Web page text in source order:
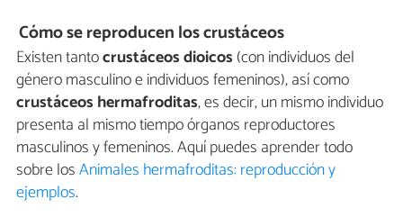
Cómo se reproducen los crustáceos
Existen tantocrustáceos dioicos (con individuos del
género masculino e individuos femeninos), así como
crustáceos hermafroditas, es decir, un mismo individuo
presenta al mismo tiempo órganos reproductores
masculinos y femeninos. Aquí puedes aprender todo
sobre losAnimales hermafroditas: reproducción y
ejemplos.